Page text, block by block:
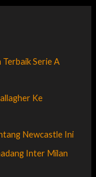
Serie A
Ke
Newcastle Ini
Inter Milan